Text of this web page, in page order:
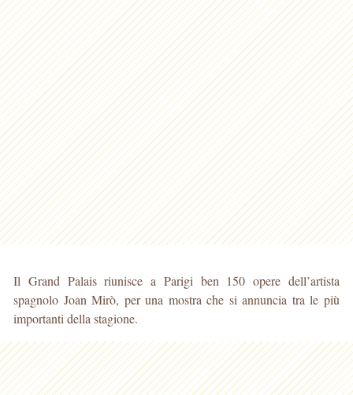
Il Grand Palais riunisce a Parigi ben 150 opere dell’artista
spagnolo Joan Mirò, per una mostra che si annuncia tra le più
importanti della stagione.